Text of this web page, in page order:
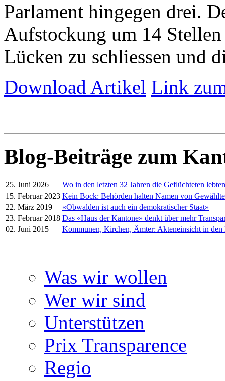
Parlament hingegen drei.
Aufstockung um 14
Lücken zu schliessen und
Download Artikel Link
Blog-Beiträge zum
25. Juni 2026
Wo in den letzten 32 Jahren die Geflüchteten lebten
15. Februar 2023 Kein Bock: Behörden halten Namen von
22. März 2019
«Obwalden ist auch ein demokratischer Staat»
23. Februar 2018 Das «Haus der Kantone» denkt über mehr
02. Juni 2015
Kommunen, Kirchen, Ämter: Akteneinsicht in den
Was wir wollen
Wer wir sind
Unterstützen
Prix Transparence
Regio